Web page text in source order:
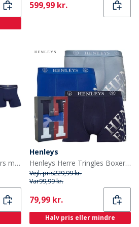
Current
599,99 kr.
JBS Herre Bambus Boxers med seks pakning Multifarvet
Henleys
Henleys Herre Tringles Boxer shorts Flerfarvet
Vejl. pris229,99 kr.
Var99,99 kr.
Current
79,99 kr.
Halv pris eller mindre